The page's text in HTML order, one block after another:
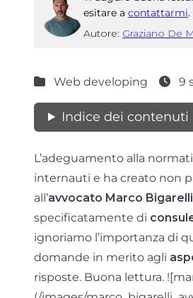
esitare a contattarmi.
Autore: Graziano De
Web developing 9
Indice dei contenuti
L’adeguamento alla
internauti e ha creato non
all’avvocato Marco Bigarelli
specificatamente di
ignoriamo l’importanza di
domande in merito agli
risposte. Buona lettura.